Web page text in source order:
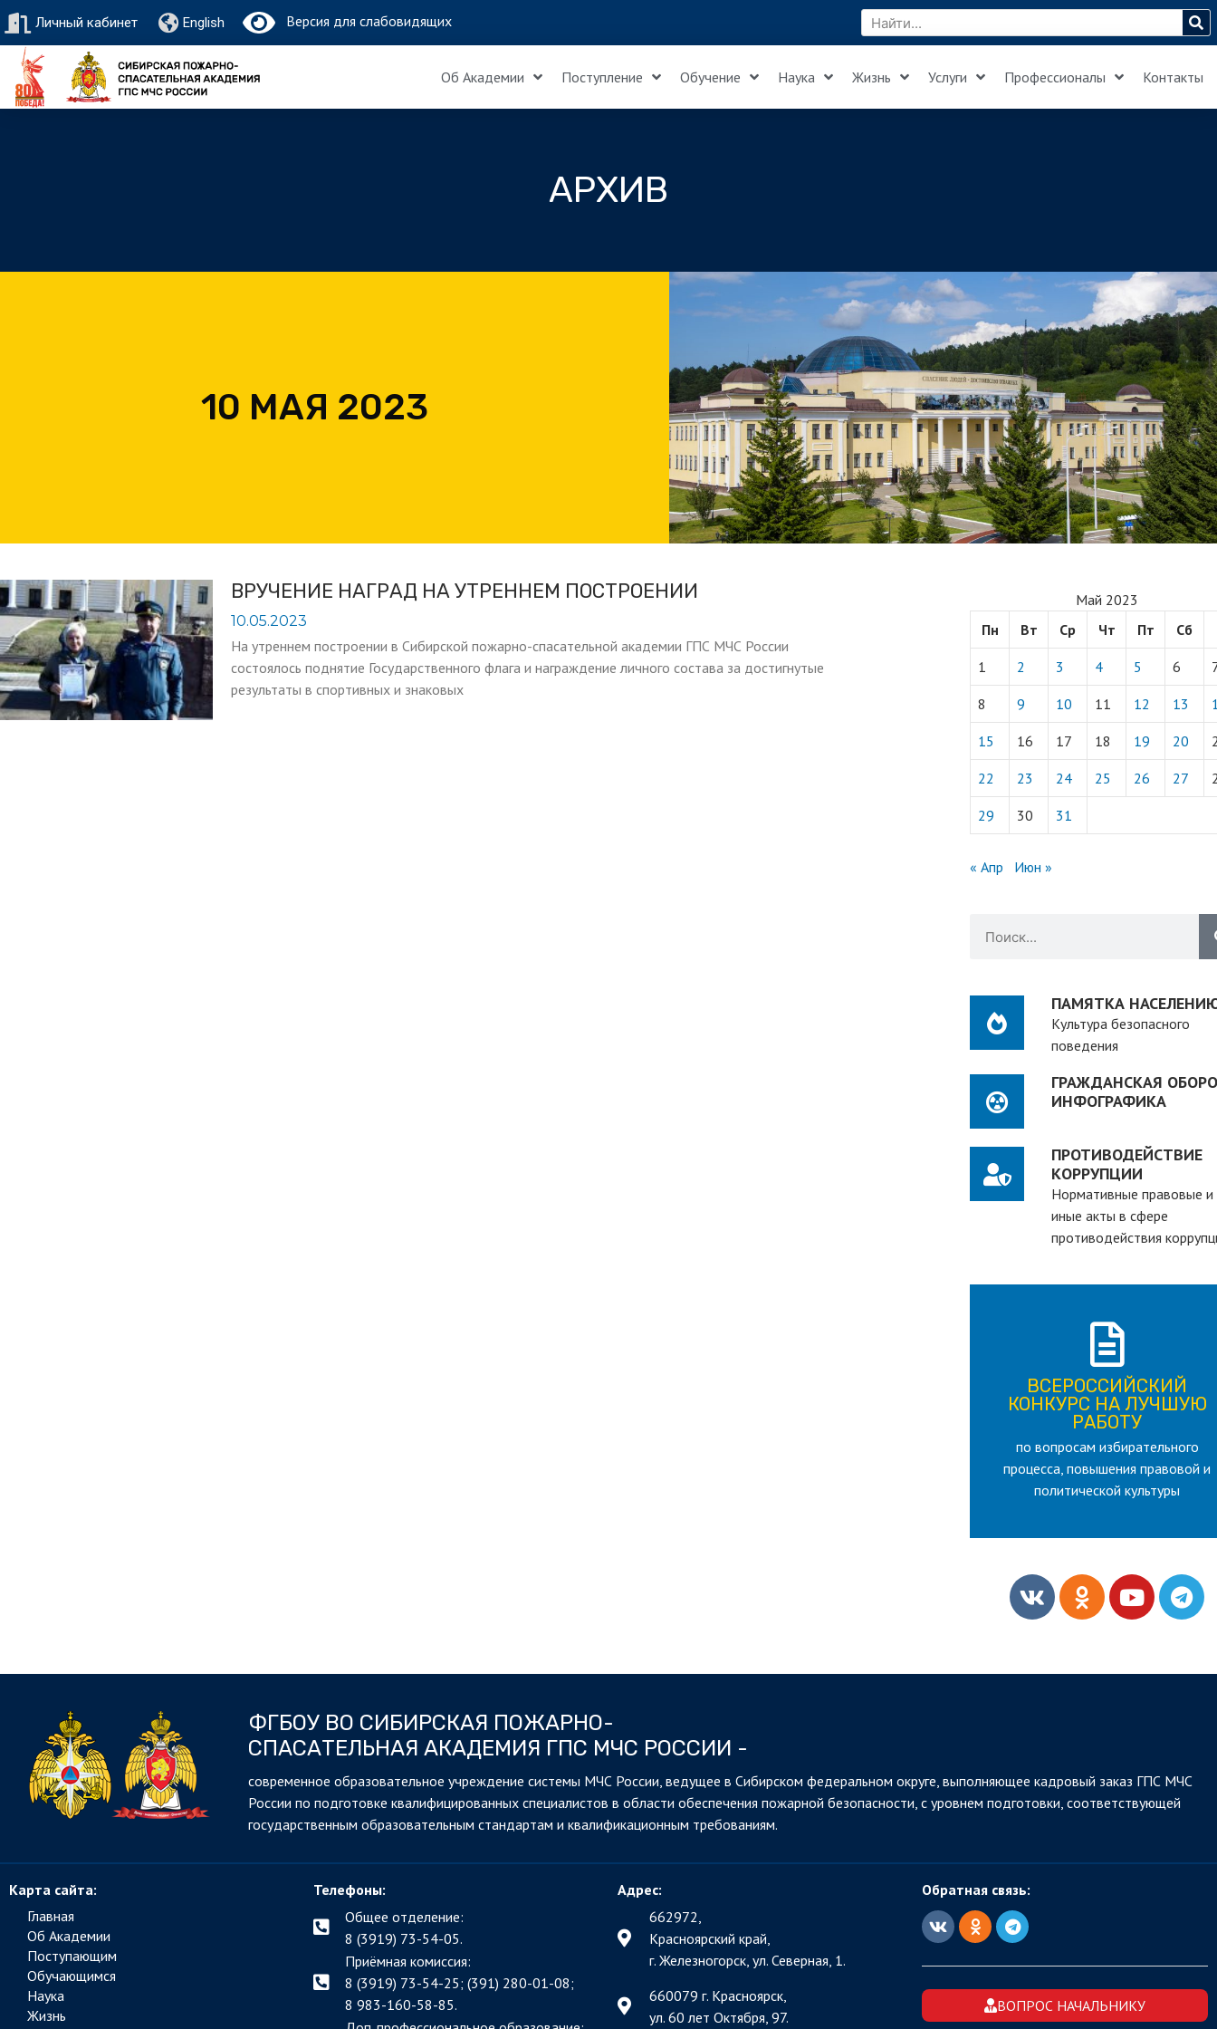
Личный кабинет English Версия для слабовидящих
Об Академии Поступление Обучение Наука Жизнь Услуги Профессионалы Контакты
АРХИВ
10 МАЯ 2023
ВРУЧЕНИЕ НАГРАД НА УТРЕННЕМ ПОСТРОЕНИИ
10.05.2023
На утреннем построении в Сибирской пожарно-спасательной академии ГПС МЧС России
состоялось поднятие Государственного флага и награждение личного состава за достигнутые
результаты в спортивных и знаковых
Май 2023
Пн
Вт Ср Чт Пт Сб
1 2 3 4 5 6
8 9 10 11 12 13
15 16 17 18 19 20
22 23 24 25 26 27
29 30 31
« Апр Июн »
ПАМЯТКА
Культура безопасного
поведения
ГРАЖДАНСКАЯ
ИНФОГРАФИКА
ПРОТИВОДЕЙСТВИЕ
КОРРУПЦИИ
Нормативные правовые и
иные акты в сфере
противодействия
ВСЕРОССИЙСКИЙ
КОНКУРС НА ЛУЧШУЮ
РАБОТУ
по вопросам избирательного
процесса, повышения правовой и
политической культуры
ВСЕРОССИЙСКИЙ
КОНКУРС НА ЛУЧШУЮ
РАБОТУ
для лица старше 18 и моложе 35
лет
ПОДРОБНЕЕ
ФГБОУ ВО СИБИРСКАЯ ПОЖАРНО-
СПАСАТЕЛЬНАЯ АКАДЕМИЯ ГПС МЧС РОССИИ -
cовременное образовательное учреждение системы МЧС России, ведущее в Сибирском федеральном округе, выполняющее кадровый заказ ГПС МЧС
России по подготовке квалифицированных специалистов в области обеспечения пожарной безопасности, с уровнем подготовки, соответствующей
государственным образовательным стандартам и квалификационным требованиям.
Карта сайта:
Главная
Об Академии
Поступающим
Обучающимся
Наука
Жизнь
Телефоны:
Общее отделение:
8 (3919) 73-54-05.
Приёмная комиссия:
8 (3919) 73-54-25; (391) 280-01-08;
8 983-160-58-85.
Адрес:
662972,
Красноярский край,
г. Железногорск, ул. Северная, 1.
660079 г. Красноярск,
ул. 60 лет Октября, 97.
Обратная связь:
ВОПРОС НАЧАЛЬНИКУ